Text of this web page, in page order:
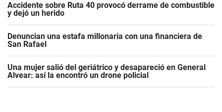
Accidente sobre Ruta 40 provocó derrame de combustible
y dejó un herido
Denuncian una estafa millonaria con una financiera de
San Rafael
Una mujer salió del geriátrico y desapareció en General
Alvear: así la encontró un drone policial